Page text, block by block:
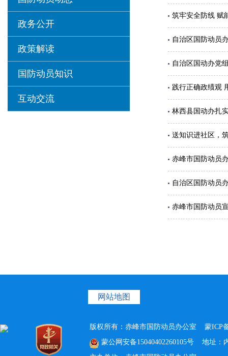
政务公开
政策解读
国防动员知识
互动交流
筑牢安全防线 赋
自治区国防动员
自治区国动办党
践行正确政绩观
林西县国动办扎
送知识进社区，
赤峰市国防动员
自治区国防动员
赤峰市国防动员
网站地图
版权所有：赤峰市国防动员办公室 蒙ICP
蒙公网安备15040402260105号 地址：